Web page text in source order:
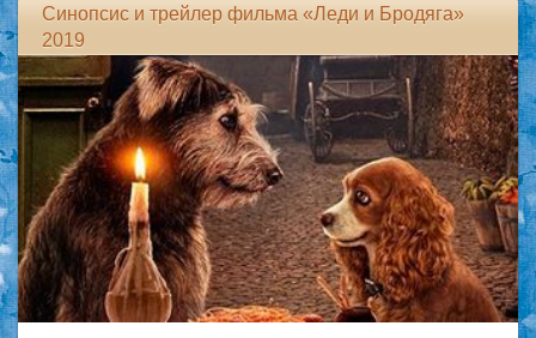
Синопсис и трейлер фильма «Леди и Бродяга»
2019